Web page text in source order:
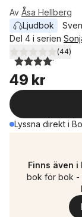
Av Åsa Hellberg
Ljudbok
Del 4 i serien
4,1utav 5 stjärnor.
(44)
49 kr
Lyssna direkt i
Finns även i
bok för bok -